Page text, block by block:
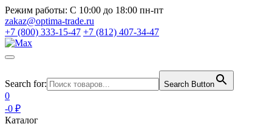
Режим работы: С 10:00 до 18:00 пн-пт
zakaz@optima-trade.ru
+7 (800) 333-15-47 +7 (812) 407-34-47
Search for: Search Button
0
-0 ₽
Каталог